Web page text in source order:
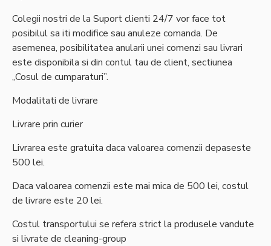
Colegii nostri de la Suport clienti 24/7 vor face tot
posibilul sa iti modifice sau anuleze comanda. De
asemenea, posibilitatea anularii unei comenzi sau livrari
este disponibila si din contul tau de client, sectiunea
„Cosul de cumparaturi”.
Modalitati de livrare
Livrare prin curier
Livrarea este gratuita daca valoarea comenzii depaseste
500 lei.
Daca valoarea comenzii este mai mica de 500 lei, costul
de livrare este 20 lei.
Costul transportului se refera strict la produsele vandute
si livrate de cleaning-group